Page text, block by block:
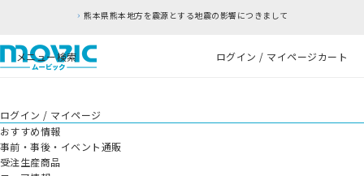
熊本県熊本地方を震源とする地震の影響につきまして
メニュー検索 ログイン / マイページカート
ログイン / マイページ
おすすめ情報
事前・事後・イベント通販
受注生産商品